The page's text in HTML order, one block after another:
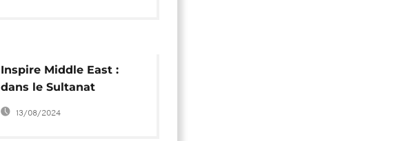
Inspire Middle East :
dans le Sultanat
d'Oman, la ruée vers l'or
13/08/2024